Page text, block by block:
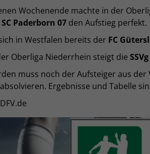
Wochenende machte in der
SC Paderborn 07 den Aufstieg perfekt.
in Westfalen bereits der FC
Oberliga Niederrhein steigt die
muss noch der Aufsteiger aus
Ergebnisse und Tabelle